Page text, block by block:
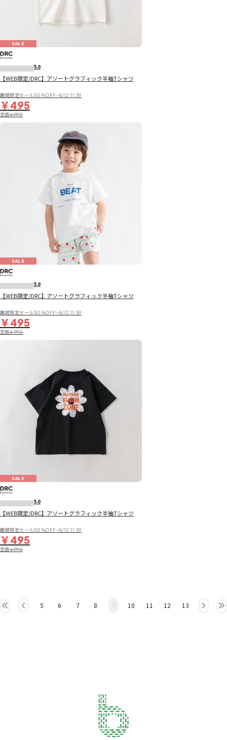
SALE
5.0
【WEB限定/DRC】アソートグラフィック半袖Tシャツ
期間限定セール50％OFF~8/12 11:59
￥495
定価￥990
SALE
5.0
【WEB限定/DRC】アソートグラフィック半袖Tシャツ
期間限定セール50％OFF~8/12 11:59
￥495
定価￥990
SALE
5.0
【WEB限定/DRC】アソートグラフィック半袖Tシャツ
期間限定セール50％OFF~8/12 11:59
￥495
定価￥990
5 6 7 8 10 11 12 13